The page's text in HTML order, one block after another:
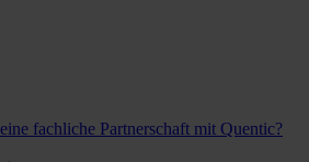
fachliche Partnerschaft mit Quentic?